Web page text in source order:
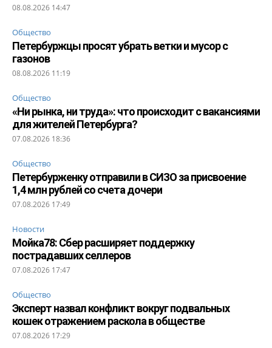
08.08.2026 14:47
Общество
Петербуржцы просят убрать ветки и мусор с
газонов
08.08.2026 11:19
Общество
«Ни рынка, ни труда»: что происходит с вакансиями
для жителей Петербурга?
07.08.2026 18:36
Общество
Петербурженку отправили в СИЗО за присвоение
1,4 млн рублей со счета дочери
07.08.2026 17:49
Новости
Мойка78: Сбер расширяет поддержку
пострадавших селлеров
07.08.2026 17:47
Общество
Эксперт назвал конфликт вокруг подвальных
кошек отражением раскола в обществе
07.08.2026 17:29